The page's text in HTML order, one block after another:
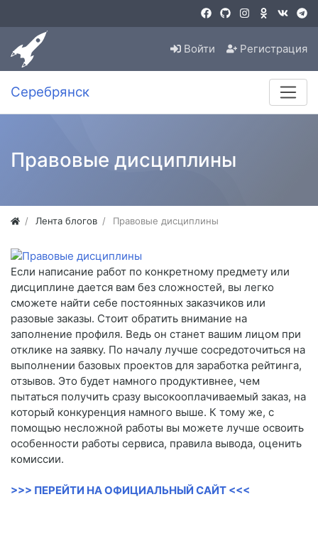
Войти Регистрация
Серебрянск
Правовые дисциплины
Лента блогов Правовые дисциплины
Если написание работ по конкретному предмету или
дисциплине дается вам без сложностей, вы легко
сможете найти себе постоянных заказчиков или
разовые заказы. Стоит обратить внимание на
заполнение профиля. Ведь он станет вашим лицом при
отклике на заявку. По началу лучше сосредоточиться на
выполнении базовых проектов для заработка рейтинга,
отзывов. Это будет намного продуктивнее, чем
пытаться получить сразу высокооплачиваемый заказ, на
который конкуренция намного выше. К тому же, с
помощью несложной работы вы можете лучше освоить
особенности работы сервиса, правила вывода, оценить
комиссии.
>>> ПЕРЕЙТИ НА ОФИЦИАЛЬНЫЙ САЙТ <<<